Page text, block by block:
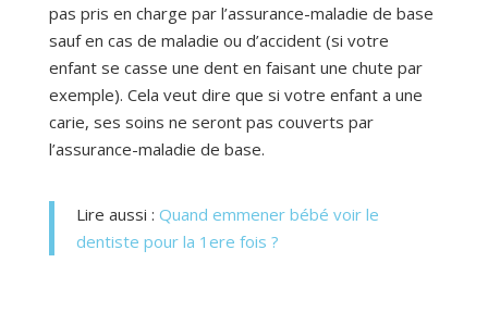
pas pris en charge par l’assurance-maladie de base
sauf en cas de maladie ou d’accident (si votre
enfant se casse une dent en faisant une chute par
exemple). Cela veut dire que si votre enfant a une
carie, ses soins ne seront pas couverts par
l’assurance-maladie de base.
Lire aussi : Quand emmener bébé voir le
dentiste pour la 1ere fois ?